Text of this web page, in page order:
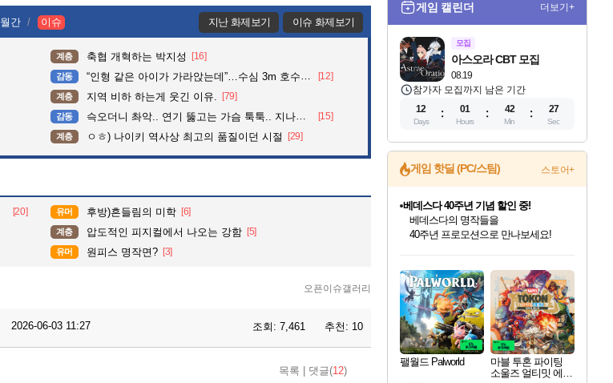
월간 이슈 지난 화제보기 이슈 화제보기
계층 축협 개혁하는 박지성 [16]
감동 “인형 같은 아이가 가라앉는데”…수심 3m 호수 뛰어든 60대 의인 [12]
계층 지역 비하 하는게 웃긴 이유. [79]
감동 슥오더니 촤악.. 연기 뚫고는 가슴 툭툭.. 지나가던 아재의 정체 [15]
계층 ㅇㅎ) 나이키 역사상 최고의 품질이던 시절 [29]
[20] 유머 후방)흔들림의 미학 [6]
계층 압도적인 피지컬에서 나오는 강함 [5]
유머 원피스 명작면? [3]
오픈이슈갤러리
2026-06-03 11:27 조회: 7,461 추천: 10
목록 댓글(12)
게임 캘린더 더보기+
모집
08.19
아스오라 CBT 모집
참가자 모집까지 남은 기간
12
Days
01
Hours
42
Min
25
Sec
게임 핫딜 (PC/스팀) 스토어+
최대 90% 할인가를 만나보세요!
네이버혜택과 함께 만나보세요!
50%할인&추가 적립까지!
이니&베니 혜택까지!
네이버 혜택가와 함께 예약하세요!
할인&네이버혜택으로 만나보세요!
네이버페이 혜택과 만나보세요!
베데스다 40주년 기념 할인 중!
베데스다의 명작들을
40주년 프로모션으로 만나보세요!
네이버 포인트 혜택까지!
할인가에 만나보세요!
일부 에디션 상시 할인!
혜택으로 예약 판매 중
편안하게 충전하세요
팰월드 Palworld
마블 투혼 파이팅
소울즈 얼티밋 에디